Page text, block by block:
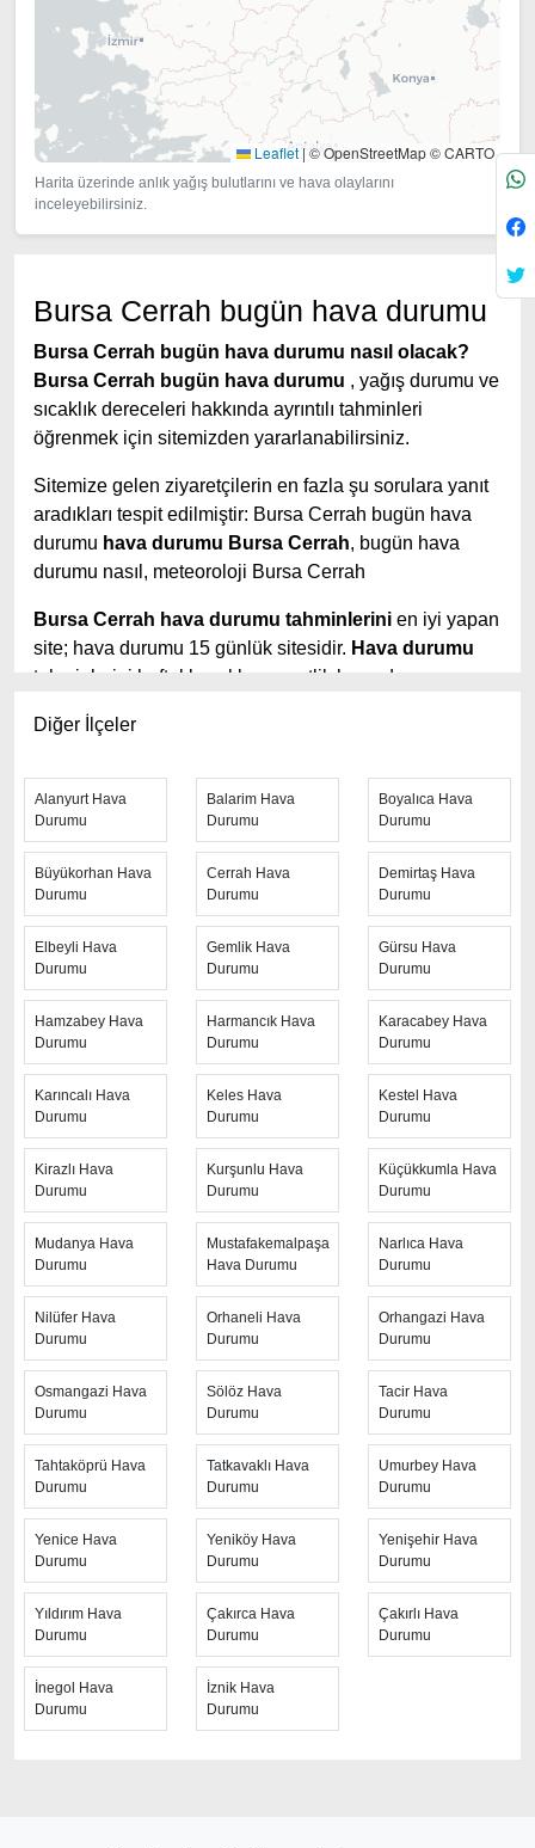
Leaflet | © OpenStreetMap © CARTO
Harita üzerinde anlık yağış bulutlarını ve hava olaylarını
inceleyebilirsiniz.
Bursa Cerrah bugün hava durumu
Bursa Cerrah bugün hava durumu nasıl olacak?
Bursa Cerrah bugün hava durumu , yağış durumu ve
sıcaklık dereceleri hakkında ayrıntılı tahminleri
öğrenmek için sitemizden yararlanabilirsiniz.
Sitemize gelen ziyaretçilerin en fazla şu sorulara yanıt
aradıkları tespit edilmiştir: Bursa Cerrah bugün hava
durumu hava durumu Bursa Cerrah, bugün hava
durumu nasıl, meteoroloji Bursa Cerrah
Bursa Cerrah hava durumu tahminlerini en iyi yapan
site; hava durumu 15 günlük sitesidir. Hava durumu
tahminlerini haftalık, aylık ve saatlik hava durumu
hava durumu 10 günlük hava durumu 15 güne kadar
daha fazla ayrıntının yer aldığı saatlik hava durumu
tahminlerini bulabilirsiniz. Bu sitede yer alan geniş
tahmin süreleri, kolay ve anlaşılır görseller ile
ziyaretçilerine kaliteli hizmet sunuyor. Ayrıca sitede
güncel Türkiye uydu radar görüntüleri ile bulutların
sayfasından her 10 dakikada arayla anlık hava
tahminleri ile yağış oranı, nem oranı, hava sıcaklık
dereceleri, hissedilen hava sıcaklığı, hava basıncı,
rüzgar hızı ve yönü, görüş mesafesi gibi değerlere de
ulaşabilirsiniz. Sitenin üst kısmında yer alan hava uyarı
ikonu ve uyarı mesajı ile şiddetli hava koşulları
hakkında ziyaretçiler bilgilendirilmektedir.
olduğu zaman, en güvenilir kaynak olan Hava Durumu
sayfasını ziyaret etmenizi öneriyoruz. Saatlik, günlük ve
aylık hava durumu gibi farklı zaman aralıklarında hava
durumuna bakabilirsiniz. Ancak sayfadaki hava tahmin
sürelerinden en isabetli sonuçları haftalık yani 7 günlük
olduğunu belirtmek daha doğru olur. Diğer uzun süreli
hava tahminleri sık sık değişerek yaklaşan günlerde
kesinleşmektedir.
Diğer İlçeler
Alanyurt Hava
Durumu
Balarim Hava
Durumu
Boyalıca Hava
Durumu
Büyükorhan Hava
Durumu
Cerrah Hava
Durumu
Demirtaş Hava
Durumu
Elbeyli Hava
Durumu
Gemlik Hava
Durumu
Gürsu Hava
Durumu
Hamzabey Hava
Durumu
Harmancık Hava
Durumu
Karacabey Hava
Durumu
Karıncalı Hava
Durumu
Keles Hava
Durumu
Kestel Hava
Durumu
Kirazlı Hava
Durumu
Kurşunlu Hava
Durumu
Küçükkumla Hava
Durumu
Mudanya Hava
Durumu
Mustafakemalpaşa
Hava Durumu
Narlıca Hava
Durumu
Nilüfer Hava
Durumu
Orhaneli Hava
Durumu
Orhangazi Hava
Durumu
Osmangazi Hava
Durumu
Sölöz Hava
Durumu
Tacir Hava
Durumu
Tahtaköprü Hava
Durumu
Tatkavaklı Hava
Durumu
Umurbey Hava
Durumu
Yenice Hava
Durumu
Yeniköy Hava
Durumu
Yenişehir Hava
Durumu
Yıldırım Hava
Durumu
Çakırca Hava
Durumu
Çakırlı Hava
Durumu
İnegol Hava
Durumu
İznik Hava
Durumu